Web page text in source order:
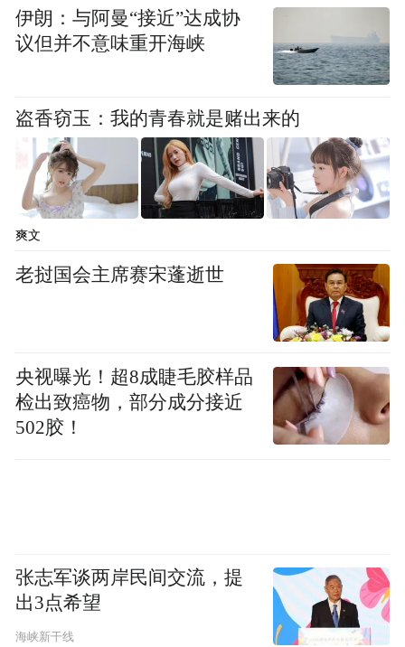
全链路可持续：以“梓”为核，疗愈为旨
本场发布会以“梓”为精神意象，从梓树中提
取绿、白、黄、紫与大地色系。在AI时代的
作与柔和肌理，回应当代人的情绪疗愈需
求。其中，《大地回声》系列以羊毛、余料
盘花与可拆卸设计，演绎一衣多穿的东方智
气息与东方韵味的当代衣装。
伊朗：与阿曼“接近”达成协
议但并不意味重开海峡
盗香窃玉：我的青春就是赌出来的
爽文
老挝国会主席赛宋蓬逝世
央视曝光！超8成睫毛胶样品
检出致癌物，部分成分接近
502胶！
张志军谈两岸民间交流，提
出3点希望
海峡新干线